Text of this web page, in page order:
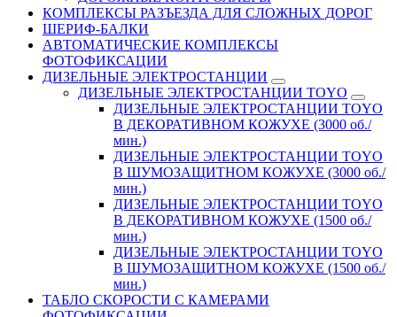
КОМПЛЕКСЫ РАЗЪЕЗДА ДЛЯ СЛОЖНЫХ ДОРОГ
ШЕРИФ-БАЛКИ
АВТОМАТИЧЕСКИЕ КОМПЛЕКСЫ
ФОТОФИКСАЦИИ
ДИЗЕЛЬНЫЕ ЭЛЕКТРОСТАНЦИИ
ДИЗЕЛЬНЫЕ ЭЛЕКТРОСТАНЦИИ TOYO
ДИЗЕЛЬНЫЕ ЭЛЕКТРОСТАНЦИИ TOYO
В ДЕКОРАТИВНОМ КОЖУХЕ (3000 об./
мин.)
ДИЗЕЛЬНЫЕ ЭЛЕКТРОСТАНЦИИ TOYO
В ШУМОЗАЩИТНОМ КОЖУХЕ (3000 об./
мин.)
ДИЗЕЛЬНЫЕ ЭЛЕКТРОСТАНЦИИ TOYO
В ДЕКОРАТИВНОМ КОЖУХЕ (1500 об./
мин.)
ДИЗЕЛЬНЫЕ ЭЛЕКТРОСТАНЦИИ TOYO
В ШУМОЗАЩИТНОМ КОЖУХЕ (1500 об./
мин.)
ТАБЛО СКОРОСТИ С КАМЕРАМИ